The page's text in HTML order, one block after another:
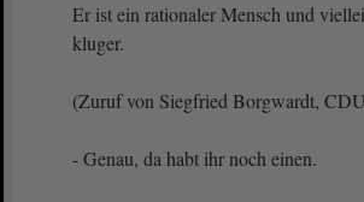
Er ist ein rationaler Mensch und
kluger.
(Zuruf von Siegfried Borgwardt,
- Genau, da habt ihr noch einen.